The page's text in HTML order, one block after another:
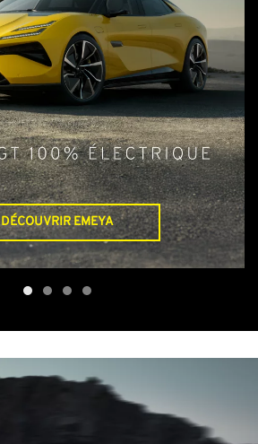
DÉCOUVRIR EMEYA